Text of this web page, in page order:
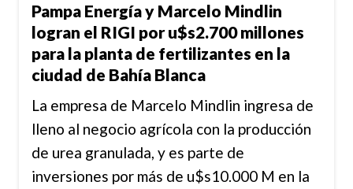
Pampa Energía y Marcelo Mindlin
logran el RIGI por u$s2.700 millones
para la planta de fertilizantes en la
ciudad de Bahía Blanca
La empresa de Marcelo Mindlin ingresa de
lleno al negocio agrícola con la producción
de urea granulada, y es parte de
inversiones por más de u$s10.000 M en la